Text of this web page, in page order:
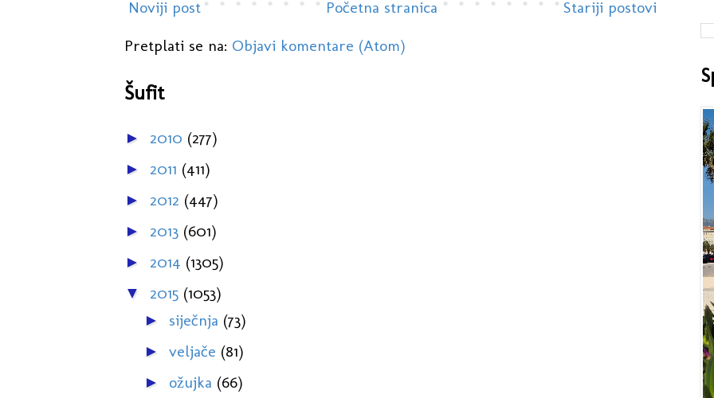
Noviji post Stariji postovi
Početna stranica
Pretplati se na: Objavi komentare (Atom)
Šufit
► 2010 (277)
► 2011 (411)
► 2012 (447)
► 2013 (601)
► 2014 (1305)
▼ 2015 (1053)
► siječnja (73)
► veljače (81)
► ožujka (66)